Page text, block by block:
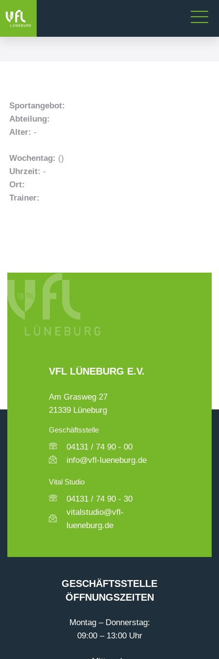
Sportangebot:
Abteilung:
Alter: -
Wochentag: ()
Uhrzeit: -
Ort:
Trainer:
VFL LÜNEBURG E.V.
Am Grasweg 27
21339 Lüneburg
Geschäftsstelle
04131 / 74 90 - 00
info@vfl-lueneburg.de
Vital Studio
04131 / 74 90 - 30
vitalstudio@vfl-
lueneburg.de
GESCHÄFTSSTELLE
ÖFFNUNGSZEITEN
Montag – Donnerstag:
09:00 – 13:00 Uhr